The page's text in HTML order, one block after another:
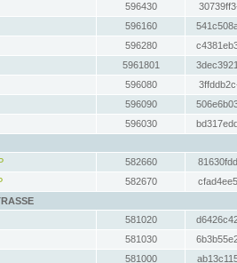
596430
596160
596280
5961801
596080
596090
596030
582660
582670
581020
581030
581000